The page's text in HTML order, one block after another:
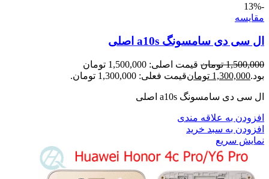
-13%
مقايسه
ال سی دی سامسونگ a10s اصلی
1,500,000 تومان
قیمت اصلی: 1,500,000 تومان
بود.1,300,000 تومانقیمت فعلی: 1,300,000 تومان.
ال سی دی سامسونگ a10s اصلی
افزودن به علاقه مندی
افزودن به سبد خرید
نمایش سریع